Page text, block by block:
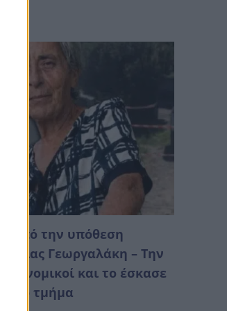
από την υπόθεση
Γεωργαλάκη – Την
και το έσκασε
τμήμα